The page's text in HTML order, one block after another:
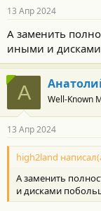
н
с
т
и
:
13 Апр 2024
А заменить
иными и
А Well-Known
13 Апр 2024
high2land
А заменить
и дисками